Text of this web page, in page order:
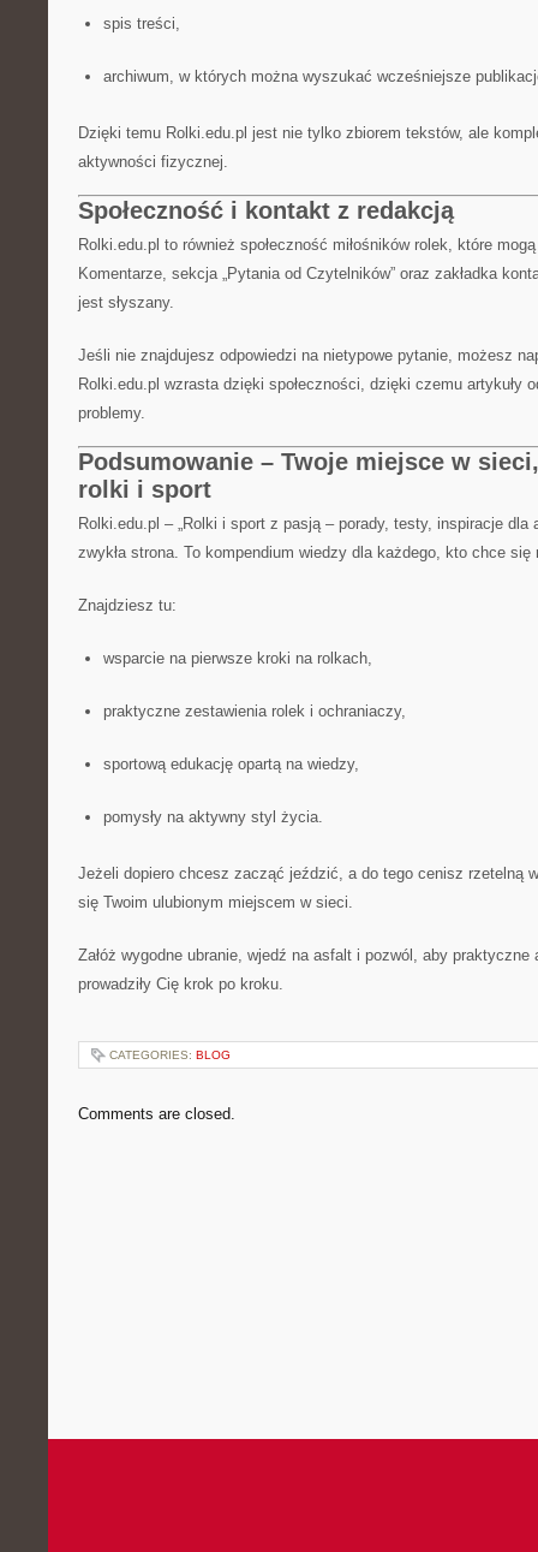
spis treści,
archiwum, w których można wyszukać wcześniejsze
Dzięki temu Rolki.edu.pl jest nie tylko zbiorem tekstów, ale
aktywności fizycznej.
Społeczność i kontakt z redakcją
Rolki.edu.pl to również społeczność miłośników rolek, które
Komentarze, sekcja „Pytania od Czytelników” oraz zakładka
jest słyszany.
Jeśli nie znajdujesz odpowiedzi na nietypowe pytanie, możesz
Rolki.edu.pl wzrasta dzięki społeczności, dzięki czemu artykuły
problemy.
Podsumowanie – Twoje miejsce w
rolki i sport
Rolki.edu.pl – „Rolki i sport z pasją – porady, testy, inspiracje dla
zwykła strona. To kompendium wiedzy dla każdego, kto chce się
Znajdziesz tu:
wsparcie na pierwsze kroki na rolkach,
praktyczne zestawienia rolek i ochraniaczy,
sportową edukację opartą na wiedzy,
pomysły na aktywny styl życia.
Jeżeli dopiero chcesz zacząć jeździć, a do tego cenisz rzetelną
się Twoim ulubionym miejscem w sieci.
Załóż wygodne ubranie, wjedź na asfalt i pozwól, aby praktyczne
prowadziły Cię krok po kroku.
CATEGORIES: BLOG
Comments are closed.